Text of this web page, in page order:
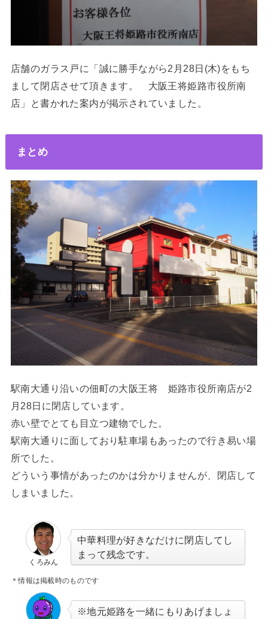
店舗のガラス戸に「誠に勝手ながら2月28日(木)をもち
まして閉店させて頂きます。 大阪王将姫路市役所南
店」と書かれた案内が掲示されていました。
まとめ
駅南大通り沿いの佃町の大阪王将 姫路市役所南店が2
月28日に閉店しています。
赤い壁でとても目立つ建物でした。
駅南大通りに面しており駐車場もあったので行き易い場
所でした。
どういう事情があったのかは分かりませんが、閉店して
しまいました。
くろみん
中華料理が好きなだけに閉店してし
まって残念です。
＊情報は掲載時のものです
※地元姫路を一緒にもりあげましょ